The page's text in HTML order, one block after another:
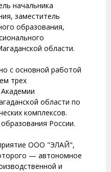
начальника
заместитель
образования,
области.
с основной работой
трех
области по
комплексов.
России.
ООО "ЭЛАЙ",
— автономное
и